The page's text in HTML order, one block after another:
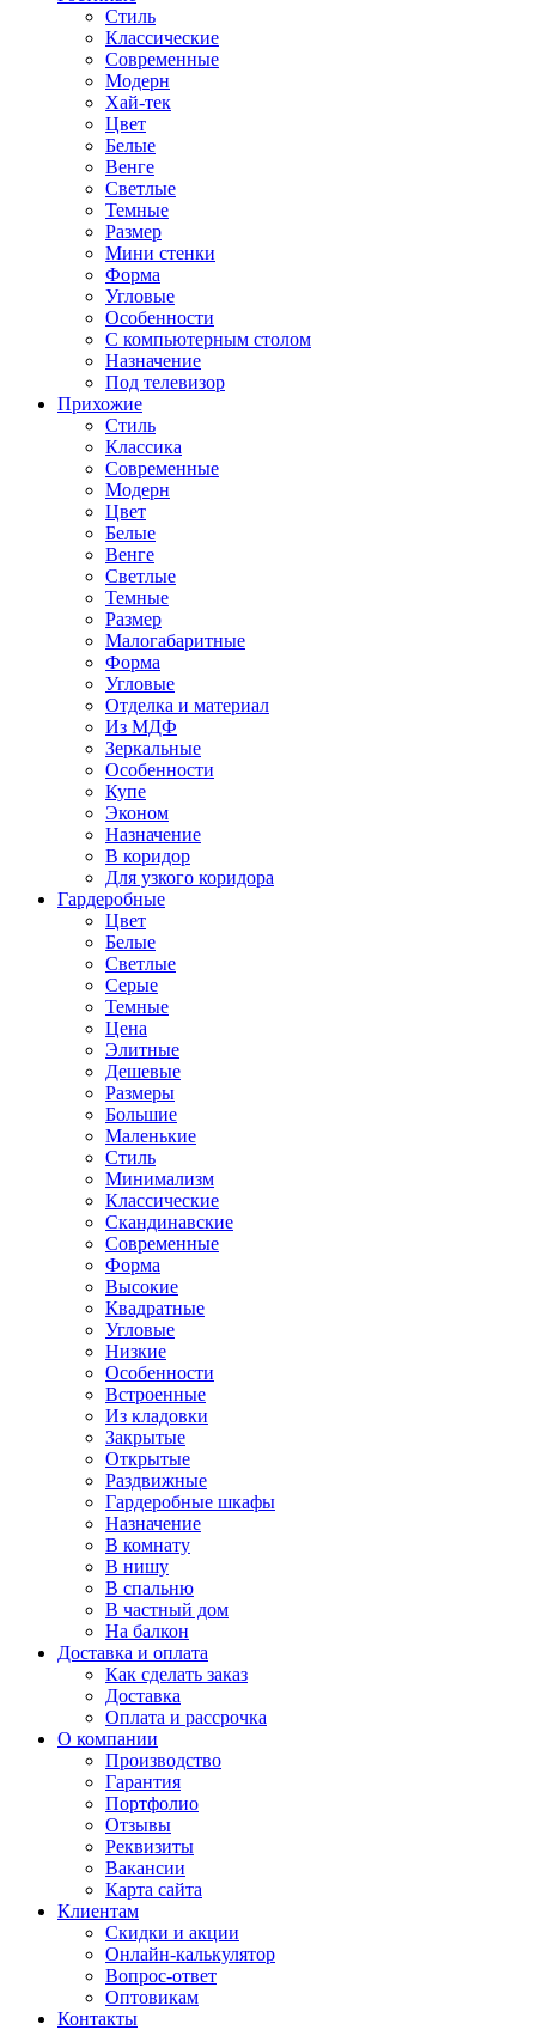
Стиль
Классические
Современные
Модерн
Хай-тек
Цвет
Белые
Венге
Светлые
Темные
Размер
Мини стенки
Форма
Угловые
Особенности
С компьютерным столом
Назначение
Под телевизор
Прихожие
Стиль
Классика
Современные
Модерн
Цвет
Белые
Венге
Светлые
Темные
Размер
Малогабаритные
Форма
Угловые
Отделка и материал
Из МДФ
Зеркальные
Особенности
Купе
Эконом
Назначение
В коридор
Для узкого коридора
Гардеробные
Цвет
Белые
Светлые
Серые
Темные
Цена
Элитные
Дешевые
Размеры
Большие
Маленькие
Стиль
Минимализм
Классические
Скандинавские
Современные
Форма
Высокие
Квадратные
Угловые
Низкие
Особенности
Встроенные
Из кладовки
Закрытые
Открытые
Раздвижные
Гардеробные шкафы
Назначение
В комнату
В нишу
В спальню
В частный дом
На балкон
Доставка и оплата
Как сделать заказ
Доставка
Оплата и рассрочка
О компании
Производство
Гарантия
Портфолио
Отзывы
Реквизиты
Вакансии
Карта сайта
Клиентам
Скидки и акции
Онлайн-калькулятор
Вопрос-ответ
Оптовикам
Контакты